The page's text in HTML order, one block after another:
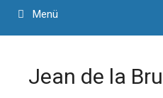
Menü
Jean de la